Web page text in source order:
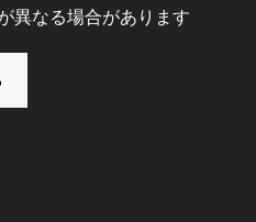
異なる場合があります